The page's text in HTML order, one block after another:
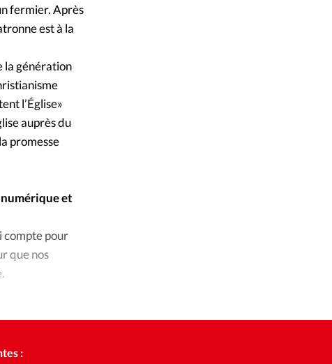
d'adresse
fermier. Après
est à la
la génération
l’Église»
auprès du
promesse
et
compte pour
que nos
: